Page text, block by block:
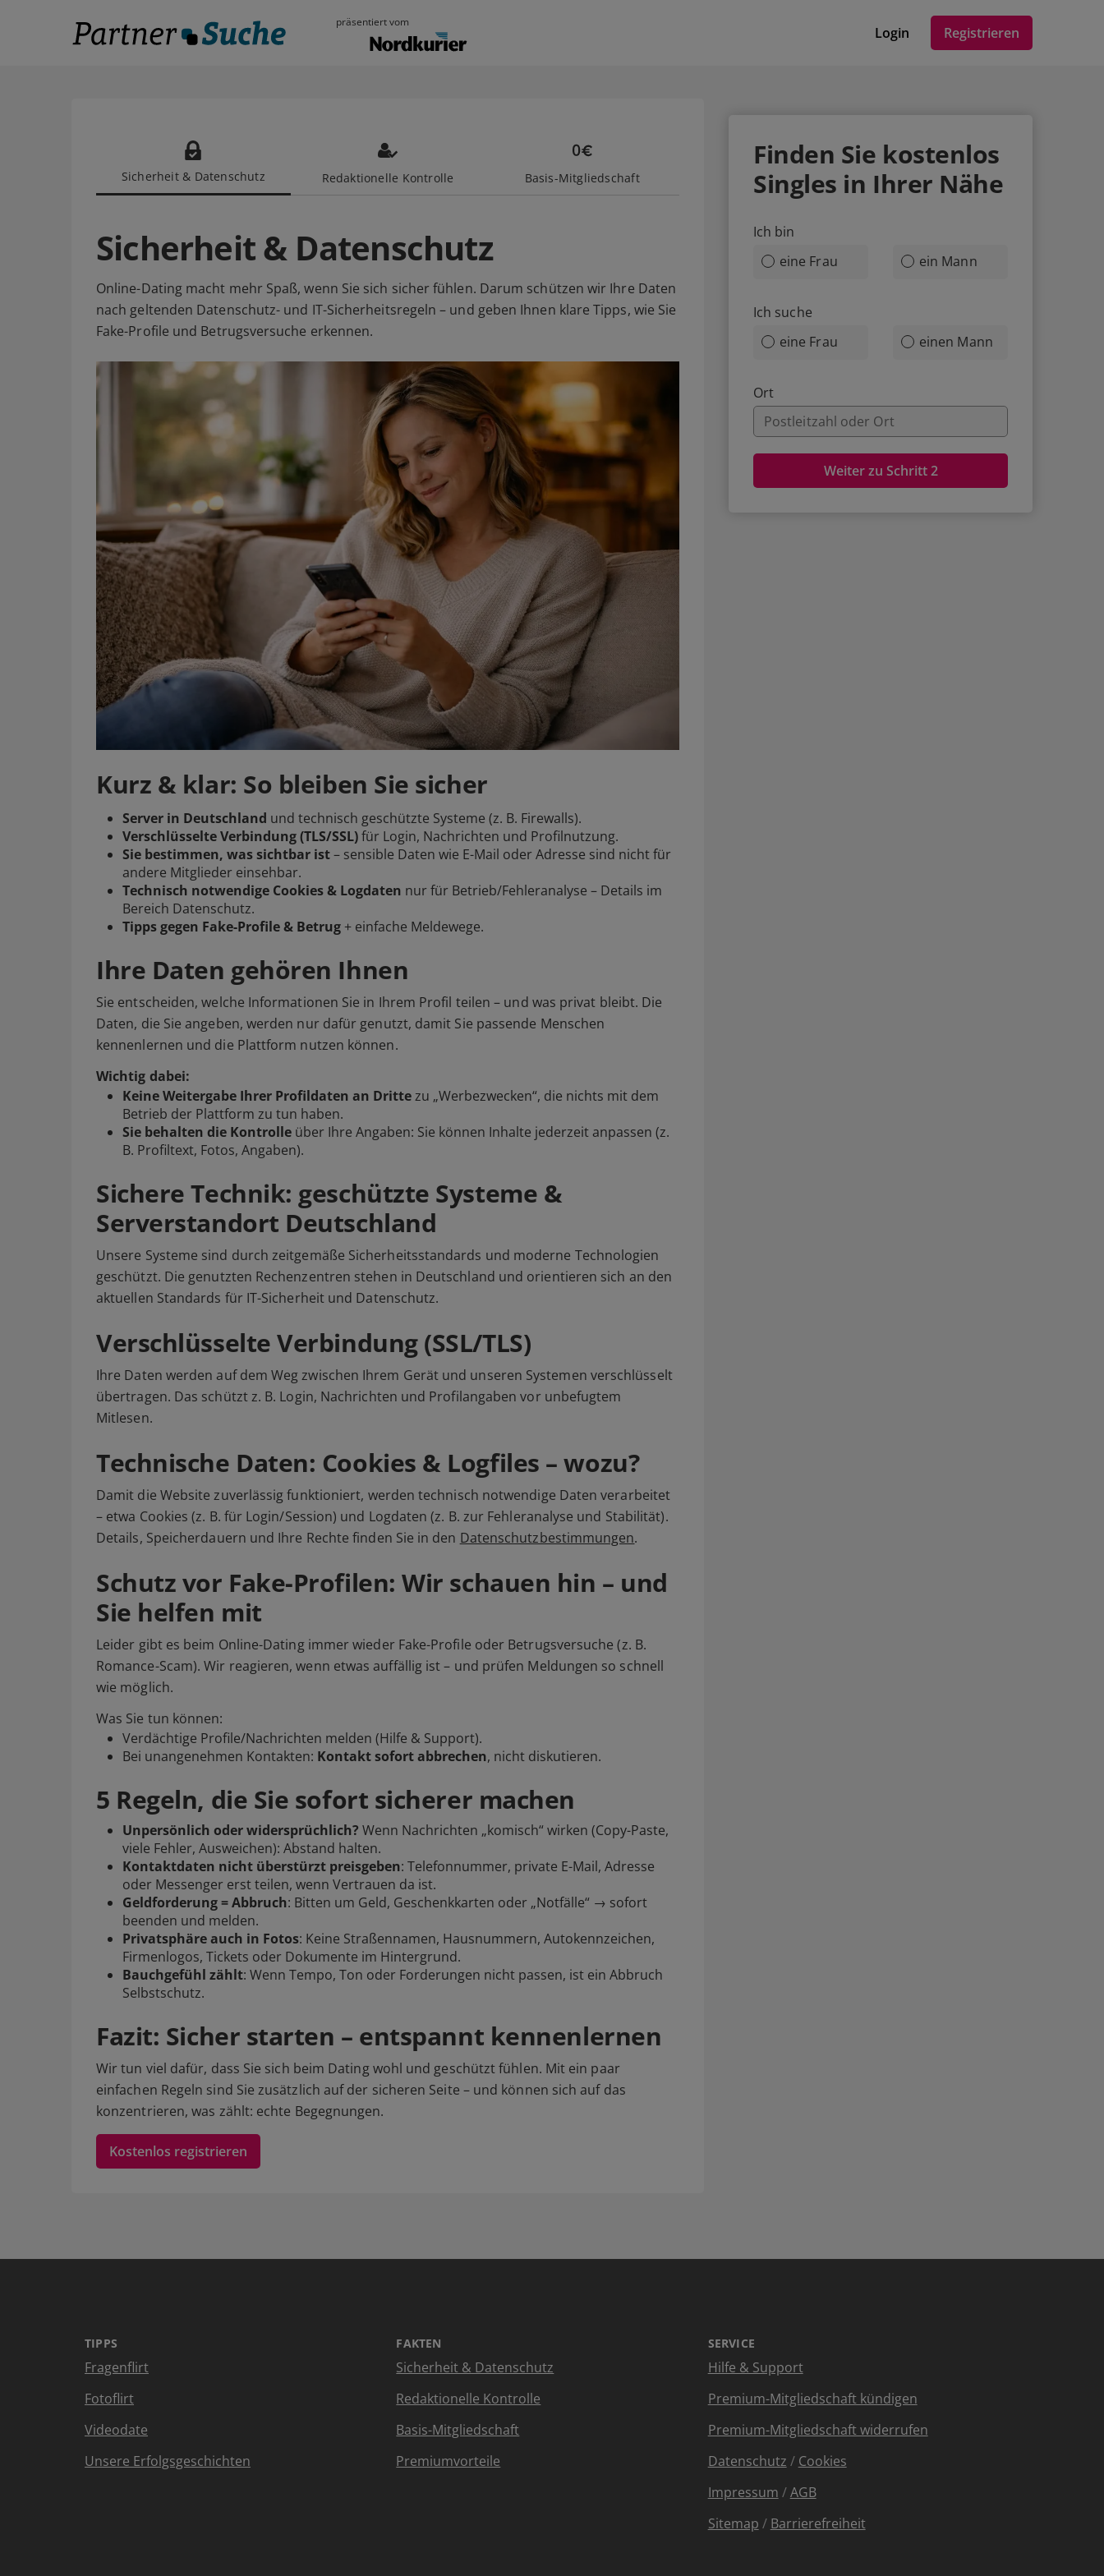
präsentiert vom
Login Registrieren
Sicherheit & Datenschutz Redaktionelle Kontrolle Basis-Mitgliedschaft
Sicherheit & Datenschutz
Online-Dating macht mehr Spaß, wenn Sie sich sicher fühlen. Darum schützen wir Ihre Daten
nach geltenden Datenschutz- und IT-Sicherheitsregeln – und geben Ihnen klare Tipps, wie Sie
Fake-Profile und Betrugsversuche erkennen.
Kurz & klar: So bleiben Sie sicher
Server in Deutschland und technisch geschützte Systeme (z. B. Firewalls).
Verschlüsselte Verbindung (TLS/SSL)für Login, Nachrichten und Profilnutzung.
Sie bestimmen, was sichtbar ist– sensible Daten wie E-Mail oder Adresse sind nicht für
andere Mitglieder einsehbar.
Technisch notwendige Cookies & Logdaten nur für Betrieb/Fehleranalyse – Details im
Bereich Datenschutz.
Tipps gegen Fake-Profile & Betrug + einfache Meldewege.
Ihre Daten gehören Ihnen
Sie entscheiden, welche Informationen Sie in Ihrem Profil teilen – und was privat bleibt. Die
Daten, die Sie angeben, werden nur dafür genutzt, damit Sie passende Menschen
kennenlernen und die Plattform nutzen können.
Wichtig dabei:
Keine Weitergabe Ihrer Profildaten an Drittezu „Werbezwecken“, die nichts mit dem
Betrieb der Plattform zu tun haben.
Sie behalten die Kontrolle über Ihre Angaben: Sie können Inhalte jederzeit anpassen (z.
B. Profiltext, Fotos, Angaben).
Sichere Technik: geschützte Systeme &
Serverstandort Deutschland
Unsere Systeme sind durch zeitgemäße Sicherheitsstandards und moderne Technologien
geschützt. Die genutzten Rechenzentren stehen in Deutschland und orientieren sich an den
aktuellen Standards für IT-Sicherheit und Datenschutz.
Verschlüsselte Verbindung (SSL/TLS)
Ihre Daten werden auf dem Weg zwischen Ihrem Gerät und unseren Systemen verschlüsselt
übertragen. Das schützt z. B. Login, Nachrichten und Profilangaben vor unbefugtem
Mitlesen.
Technische Daten: Cookies & Logfiles – wozu?
Damit die Website zuverlässig funktioniert, werden technisch notwendige Daten verarbeitet
– etwa Cookies (z. B. für Login/Session) und Logdaten (z. B. zur Fehleranalyse und Stabilität).
Details, Speicherdauern und Ihre Rechte finden Sie in den Datenschutzbestimmungen.
Schutz vor Fake-Profilen: Wir schauen hin – und
Sie helfen mit
Leider gibt es beim Online-Dating immer wieder Fake-Profile oder Betrugsversuche (z. B.
Romance-Scam). Wir reagieren, wenn etwas auffällig ist – und prüfen Meldungen so schnell
wie möglich.
Was Sie tun können:
Verdächtige Profile/Nachrichten melden (Hilfe & Support).
Bei unangenehmen Kontakten: Kontakt sofort abbrechen, nicht diskutieren.
5 Regeln, die Sie sofort sicherer machen
Unpersönlich oder widersprüchlich? Wenn Nachrichten „komisch“ wirken (Copy-Paste,
viele Fehler, Ausweichen): Abstand halten.
Kontaktdaten nicht überstürzt preisgeben: Telefonnummer, private E-Mail, Adresse
oder Messenger erst teilen, wenn Vertrauen da ist.
Geldforderung = Abbruch: Bitten um Geld, Geschenkkarten oder „Notfälle“ → sofort
beenden und melden.
Privatsphäre auch in Fotos: Keine Straßennamen, Hausnummern, Autokennzeichen,
Firmenlogos, Tickets oder Dokumente im Hintergrund.
Bauchgefühl zählt: Wenn Tempo, Ton oder Forderungen nicht passen, ist ein Abbruch
Selbstschutz.
Fazit: Sicher starten – entspannt kennenlernen
Wir tun viel dafür, dass Sie sich beim Dating wohl und geschützt fühlen. Mit ein paar
einfachen Regeln sind Sie zusätzlich auf der sicheren Seite – und können sich auf das
konzentrieren, was zählt: echte Begegnungen.
Kostenlos registrieren
Finden Sie kostenlos
Singles in Ihrer Nähe
Ich bin
eine Frau
ein Mann
Ich suche
eine Frau
einen Mann
Ort
Weiter zu Schritt 2
TIPPS
Fragenflirt
Fotoflirt
Videodate
Unsere Erfolgsgeschichten
FAKTEN
Sicherheit & Datenschutz
Redaktionelle Kontrolle
Basis-Mitgliedschaft
Premiumvorteile
SERVICE
Hilfe & Support
Premium-Mitgliedschaft kündigen
Premium-Mitgliedschaft widerrufen
Datenschutz / Cookies
Impressum /AGB
Sitemap / Barrierefreiheit